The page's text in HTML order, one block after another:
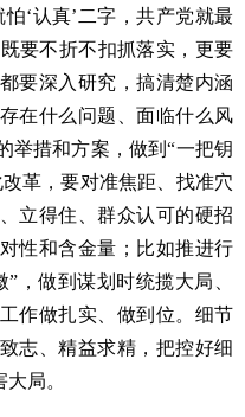
‘认真’二字，共产党就最
要不折不扣抓落实，更要
要深入研究，搞清楚内涵
在什么问题、面临什么风
举措和方案，做到“一把钥
革，要对准焦距、找准穴
立得住、群众认可的硬招
性和含金量；比如推进行
，做到谋划时统揽大局、
作做扎实、做到位。细节
志、精益求精，把控好细
局。